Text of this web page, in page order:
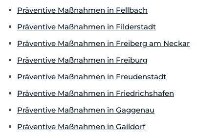
Präventive Maßnahmen in Fellbach
Präventive Maßnahmen in Filderstadt
Präventive Maßnahmen in Freiberg am Neckar
Präventive Maßnahmen in Freiburg
Präventive Maßnahmen in Freudenstadt
Präventive Maßnahmen in Friedrichshafen
Präventive Maßnahmen in Gaggenau
Präventive Maßnahmen in Gaildorf